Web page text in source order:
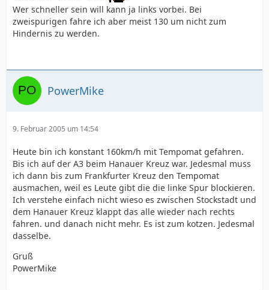
Wer schneller sein will kann ja links vorbei. Bei
zweispurigen fahre ich aber meist 130 um nicht zum
Hindernis zu werden.
PowerMike
9. Februar 2005 um 14:54
Heute bin ich konstant 160km/h mit Tempomat gefahren.
Bis ich auf der A3 beim Hanauer Kreuz war. Jedesmal muss
ich dann bis zum Frankfurter Kreuz den Tempomat
ausmachen, weil es Leute gibt die die linke Spur blockieren.
Ich verstehe einfach nicht wieso es zwischen Stockstadt und
dem Hanauer Kreuz klappt das alle wieder nach rechts
fahren. und danach nicht mehr. Es ist zum kotzen. Jedesmal
dasselbe.
Gruß
PowerMike